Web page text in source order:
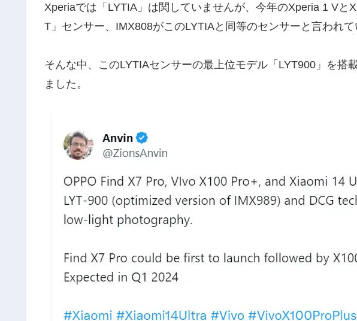
Xperiaでは「LYTIA」は関していませんが、今年のXperia 1 Vと
T」センサー、IMX808がこのLYTIAと同等のセンサーと言われて
そんな中、このLYTIAセンサーの最上位モデル「LYT900」を搭
ました。